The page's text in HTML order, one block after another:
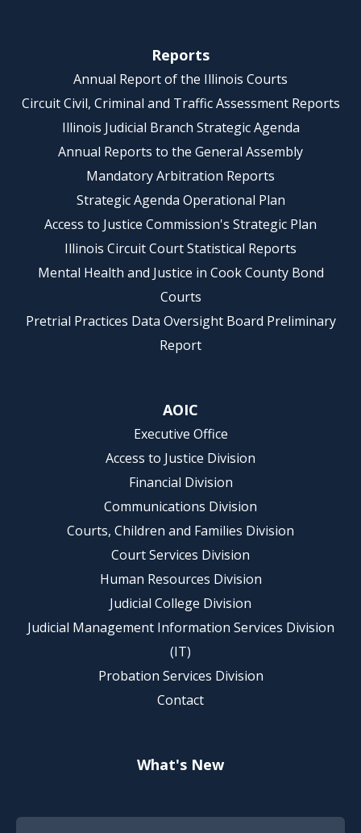
Reports
Annual Report of the Illinois Courts
Circuit Civil, Criminal and Traffic Assessment Reports
Illinois Judicial Branch Strategic Agenda
Annual Reports to the General Assembly
Mandatory Arbitration Reports
Strategic Agenda Operational Plan
Access to Justice Commission's Strategic Plan
Illinois Circuit Court Statistical Reports
Mental Health and Justice in Cook County Bond
Courts
Pretrial Practices Data Oversight Board Preliminary
Report
AOIC
Executive Office
Access to Justice Division
Financial Division
Communications Division
Courts, Children and Families Division
Court Services Division
Human Resources Division
Judicial College Division
Judicial Management Information Services Division
(IT)
Probation Services Division
Contact
What's New
Footer Quick Nav Information